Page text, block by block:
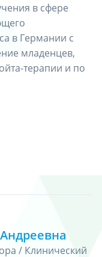
в сфере
в Германии с
младенцев,
терапии и по
/ Клинический